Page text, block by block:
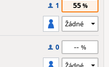
1 55
0 --